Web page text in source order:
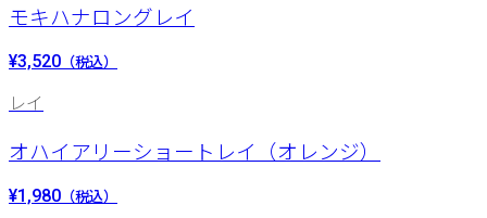
モキハナロングレイ
¥3,520 （税込）
レイ
オハイアリーショートレイ（オレンジ）
¥1,980 （税込）